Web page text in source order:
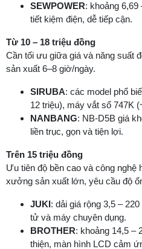
SEWPOWER: khoảng 6,69
tiết kiệm điện, dễ tiếp cận.
Từ 10 – 18 triệu đồng
Cần tối ưu giữa giá và năng suất
sản xuất 6–8 giờ/ngày.
SIRUBA: các model phổ
12 triệu), máy vắt sổ 747K
NANBANG: NB-D5B giá
liền trục, gọn và tiện lợi.
Trên 15 triệu đồng
Ưu tiên độ bền cao và công nghệ
xưởng sản xuất lớn, yêu cầu độ
JUKI: dải giá rộng 3,5 –
tử và máy chuyên dụng.
BROTHER: khoảng 14,5 –
thiện, màn hình LCD cảm